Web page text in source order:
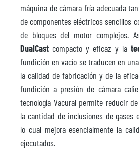
máquina de cámara fría adecuada
de componentes eléctricos sencillos
de bloques del motor complejos.
DualCast compacto y eficaz y la
fundición en vacío se traducen en
la calidad de fabricación y de la
fundición a presión de cámara
tecnología Vacural permite reducir
la cantidad de inclusiones de gases
lo cual mejora esencialmente la
ejecutados.